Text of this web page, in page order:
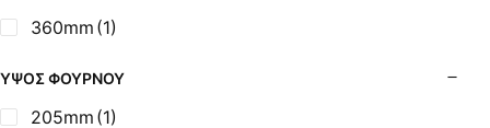
360mm (1)
ΎΨΟΣ ΦΟΎΡΝΟΥ
205mm (1)